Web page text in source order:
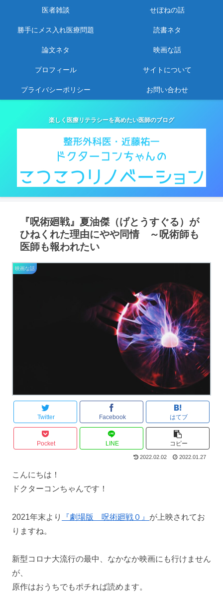
楽しく医療リテラシーを高めたい医師のブログ
医者雑談 せぼねの話
勝手にメス入れ医療問題 読書ネタ
論文ネタ 映画な話
プロフィール サイトについて
プライバシーポリシー お問い合わせ
『呪術廻戦』夏油傑（げとうすぐる）が
ひねくれた理由にやや同情 ～呪術師も
医師も報われたい
映画な話
Twitter Facebook はてブ
Pocket LINE コピー
2022.02.02 2022.01.27
こんにちは！
ドクターコンちゃんです！
2021年末より 『劇場版 呪術廻戦０』 が上映されてお
りますね。
新型コロナ大流行の最中、なかなか映画にも行けません
が、
原作はおうちでもポチれば読めます。